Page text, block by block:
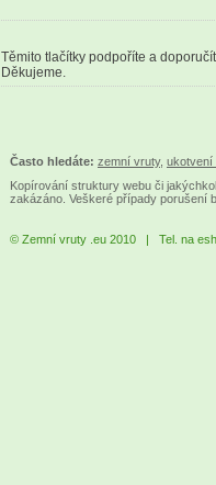
Těmito tlačítky podpoříte a
Děkujeme.
Často hledáte: zemní vruty, ukotvení
Kopírování struktury webu či
zakázáno. Veškeré případy porušení
© Zemní vruty .eu 2010 | Tel. na